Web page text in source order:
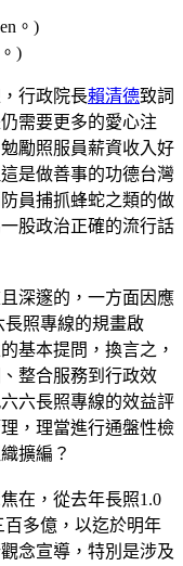
)
行政院長賴清德致詞
需要更多的愛心注
勵照服員薪資收入好
是做善事的功德台灣
員捕抓蜂蛇之類的做
股政治正確的流行話
深邃的，一方面因應
長照專線的規畫啟
基本提問，換言之，
整合服務到行政效
六長照專線的效益評
，理當進行通盤性檢
擴編？
在，從去年長照1.0
多億，以迄於明年
念宣導，特別是涉及